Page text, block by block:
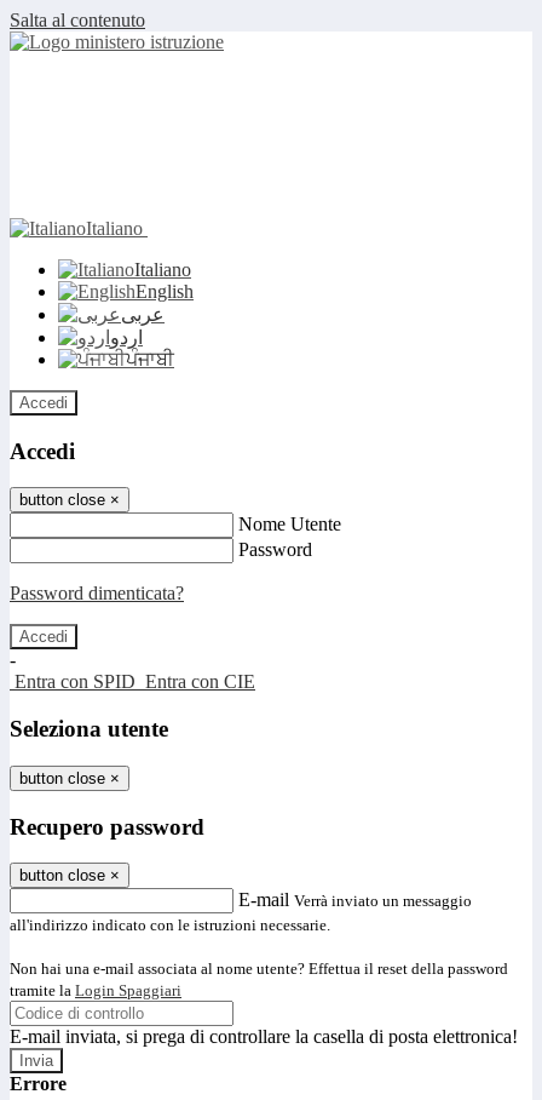
Salta al contenuto
Italiano
Italiano
English
عربى
اردو
ਪੰਜਾਬੀ
Accedi
Accedi
button close ×
Nome Utente
Password
Password dimenticata?
-
Entra con SPID Entra con CIE
Seleziona utente
button close ×
Recupero password
button close ×
E-mail Verrà inviato un messaggio
all'indirizzo indicato con le istruzioni necessarie.
Non hai una e-mail associata al nome utente? Effettua il reset della password
tramite la Login Spaggiari
E-mail inviata, si prega di controllare la casella di posta elettronica!
Errore